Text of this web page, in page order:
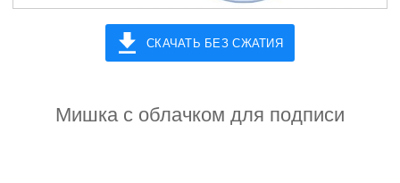
СКАЧАТЬ БЕЗ СЖАТИЯ
Мишка с облачком для подписи